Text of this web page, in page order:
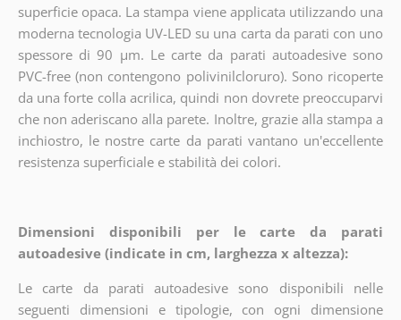
superficie opaca. La stampa viene applicata utilizzando una
moderna tecnologia UV-LED su una carta da parati con uno
spessore di 90 µm. Le carte da parati autoadesive sono
PVC-free (non contengono polivinilcloruro). Sono ricoperte
da una forte colla acrilica, quindi non dovrete preoccuparvi
che non aderiscano alla parete. Inoltre, grazie alla stampa a
inchiostro, le nostre carte da parati vantano un'eccellente
resistenza superficiale e stabilità dei colori.
Dimensioni disponibili per le carte da parati
autoadesive (indicate in cm, larghezza x altezza):
Le carte da parati autoadesive sono disponibili nelle
seguenti dimensioni e tipologie, con ogni dimensione